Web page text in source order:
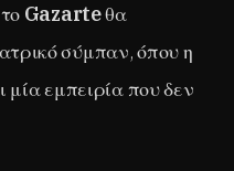
Gazarteθα
σύμπαν, όπου η
μία εμπειρία που δεν